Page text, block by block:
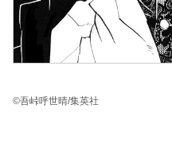
©吾峠呼世晴/集英社